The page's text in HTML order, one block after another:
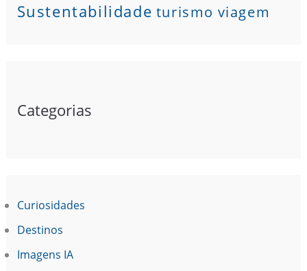
Sustentabilidade turismo viagem
Categorias
Curiosidades
Destinos
Imagens IA